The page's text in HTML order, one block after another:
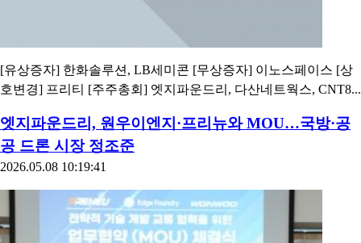
[유상증자] 한화솔루션, LB세미콘 [무상증자] 이노스페이스 [상
호변경] 프리티 [주주총회] 엣지파운드리, 다산네트웍스, CNT8...
엣지파운드리, 원우이엔지·프리뉴와 MOU…국방·공
공 드론 시장 정조준
2026.05.08 10:19:41